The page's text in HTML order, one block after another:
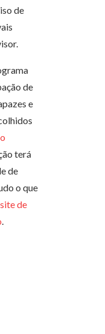
de
de
e
terá
de
o que
site de
.